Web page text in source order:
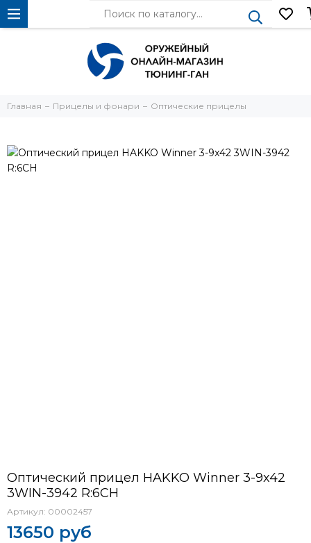
Главная Прицелы и фонари Оптические прицелы
Оптический прицел HAKKO Winner 3-9x42
3WIN-3942 R:6CH
Артикул: 00002457
13650 руб